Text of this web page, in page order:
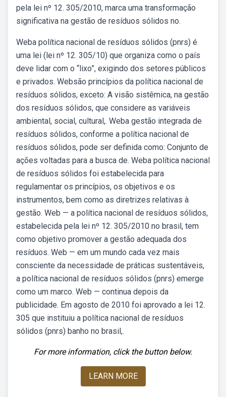
pela lei nº 12. 305/2010, marca uma transformação
significativa na gestão de resíduos sólidos no.
Weba política nacional de resíduos sólidos (pnrs) é
uma lei (lei nº 12. 305/10) que organiza como o país
deve lidar com o “lixo”, exigindo dos setores públicos
e privados. Websão princípios da política nacional de
resíduos sólidos, exceto: A visão sistêmica, na gestão
dos resíduos sólidos, que considere as variáveis
ambiental, social, cultural,. Weba gestão integrada de
resíduos sólidos, conforme a política nacional de
resíduos sólidos, pode ser definida como: Conjunto de
ações voltadas para a busca de. Weba política nacional
de resíduos sólidos foi estabelecida para
regulamentar os princípios, os objetivos e os
instrumentos, bem como as diretrizes relativas à
gestão. Web — a política nacional de resíduos sólidos,
estabelecida pela lei nº 12. 305/2010 no brasil, tem
como objetivo promover a gestão adequada dos
resíduos. Web — em um mundo cada vez mais
consciente da necessidade de práticas sustentáveis,
a política nacional de resíduos sólidos (pnrs) emerge
como um marco. Web — continua depois da
publicidade. Em agosto de 2010 foi aprovado a lei 12.
305 que instituiu a política nacional de resíduos
sólidos (pnrs) banho no brasil,.
For more information, click the button below.
LEARN MORE